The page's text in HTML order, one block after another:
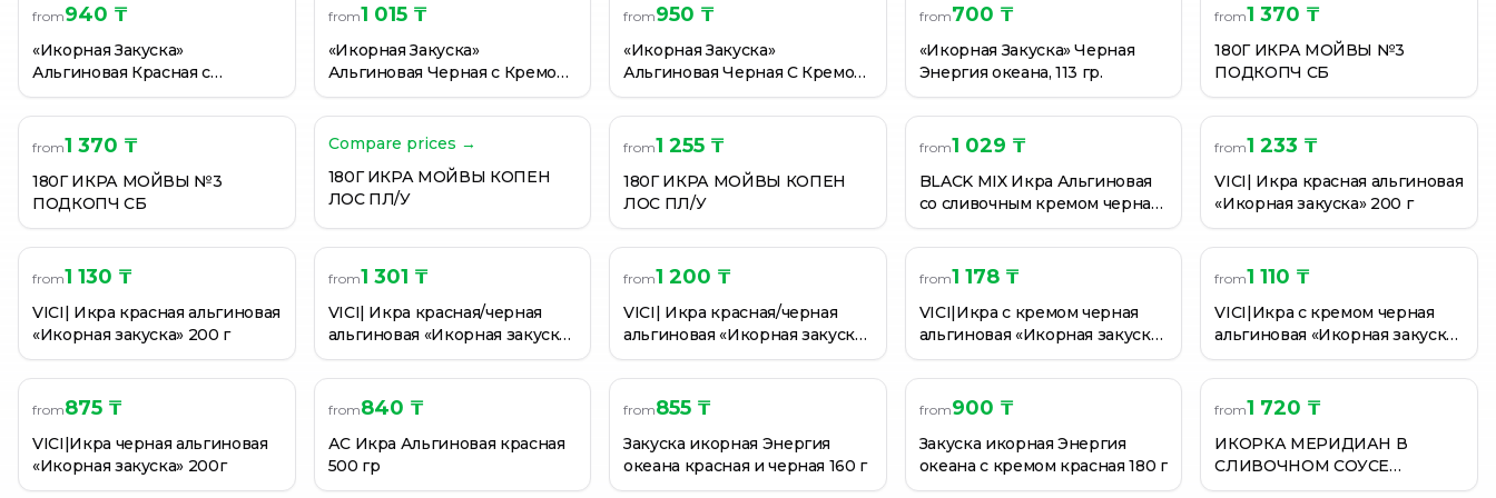
from940 ₸
«Икорная Закуска»
Альгиновая Красная с
Кремом, Энергия океана, 180
гр.
from1 015 ₸
«Икорная Закуска»
Альгиновая Черная с Кремом,
Энергия океана, 180 гр.
from950 ₸
«Икорная Закуска»
Альгиновая Черная С Кремом,
Энергия океана, 180 гр.
from700 ₸
«Икорная Закуска» Черная
Энергия океана, 113 гр.
from1 370 ₸
180Г ИКРА МОЙВЫ №3
ПОДКОПЧ СБ
from1 370 ₸
180Г ИКРА МОЙВЫ №3
ПОДКОПЧ СБ
Compare prices →
180Г ИКРА МОЙВЫ КОПЕН
ЛОС ПЛ/У
from1 255 ₸
180Г ИКРА МОЙВЫ КОПЕН
ЛОС ПЛ/У
from1 029 ₸
BLACK MIX Икра Альгиновая
со сливочным кремом черная
180гр
from1 233 ₸
VICI| Икра красная альгиновая
«Икорная закуска» 200 г
from1 130 ₸
VICI| Икра красная альгиновая
«Икорная закуска» 200 г
from1 301 ₸
VICI| Икра красная/черная
альгиновая «Икорная закуска
180г
from1 200 ₸
VICI| Икра красная/черная
альгиновая «Икорная закуска
180г
from1 178 ₸
VICI|Икра с кремом черная
альгиновая «Икорная закуска»
180г
from1 110 ₸
VICI|Икра с кремом черная
альгиновая «Икорная закуска»
180г
from875 ₸
VICI|Икра черная альгиновая
«Икорная закуска» 200г
from840 ₸
АС Икра Альгиновая красная
500 гр
from855 ₸
Закуска икорная Энергия
океана красная и черная 160 г
from900 ₸
Закуска икорная Энергия
океана с кремом красная 180 г
from1 720 ₸
ИКОРКА МЕРИДИАН В
СЛИВОЧНОМ СОУСЕ
ДЕЛИКАТЕСНАЯ 160ГР
Закуска икорная Энергия океана красная и черная 160 г
Закуска икорная Энергия океана с кремом красная 180 г
ИКОРКА МЕРИДИАН В СЛИВОЧНОМ СОУСЕ ДЕЛИКАТЕСНАЯ 160ГР